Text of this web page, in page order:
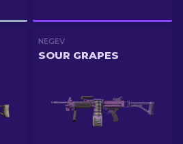
NEGEV
SOUR GRAPES